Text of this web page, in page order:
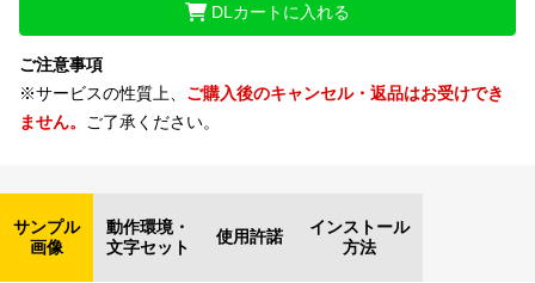
DLカートに入れる
ご注意事項
※サービスの性質上、 ご購入後のキャンセル・返品はお受けでき
ません。
ご了承ください。
サンプル
画像
動作環境・
文字セット
使用許諾
インストール
方法